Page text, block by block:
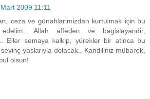
2009 11:11
ceza ve günahlarimizdan kurtulmak için bu
Allah affeden ve bagislayandir,
Eller semaya kalkip, yürekler bir atinca bu
yaslariyla dolacak.. Kandiliniz mübarek,
olsun!